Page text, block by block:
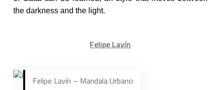
the darkness and the light.
Felipe Lavín
Felipe Lavín – Mandala Urbano